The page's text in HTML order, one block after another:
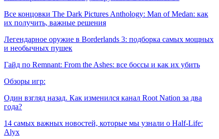
Все концовки The Dark Pictures Anthology: Man of Medan: как
их получить, важные решения
Легендарное оружие в Borderlands 3: подборка самых мощных
и необычных пушек
Гайд по Remnant: From the Ashes: все боссы и как их убить
Обзоры игр:
Один взгляд назад. Как изменился канал Root Nation за два
года?
14 самых важных новостей, которые мы узнали о Half-Life:
Alyx